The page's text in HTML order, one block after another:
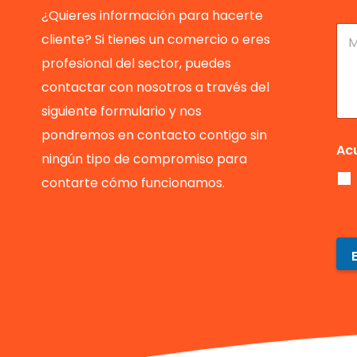
¿Quieres información para hacerte
cliente? Si tienes un comercio o eres
profesional del sector, puedes
contactar con nosotros a través del
siguiente formulario y nos
pondremos en contacto contigo sin
ningún tipo de compromiso para
contarte cómo funcionamos.
ie
i
o
f
M
e